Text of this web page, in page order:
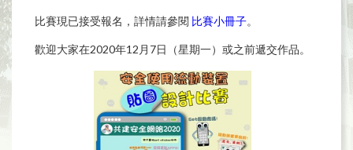
比賽現已接受報名，詳情請參閱 比賽小冊子。
歡迎大家在2020年12月7日（星期一）或之前遞交作品。